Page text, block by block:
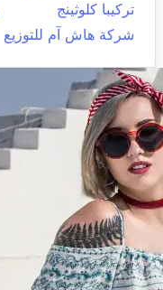
تركيبا كلوثينج
شركة هاش آم للتوزيع